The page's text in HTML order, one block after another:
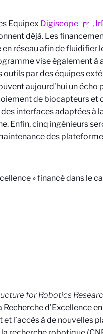
Equipex Digiscope ,
déjà. Les
en réseau afin de fluidifier
vise également à
par des équipes
aujourd’hui un
de biocapteurs
interfaces adaptées à
Enfin, cinq ingénieurs
des
» financé dans le
for Robotics
d’Excellence
l’accès à de nouvelles